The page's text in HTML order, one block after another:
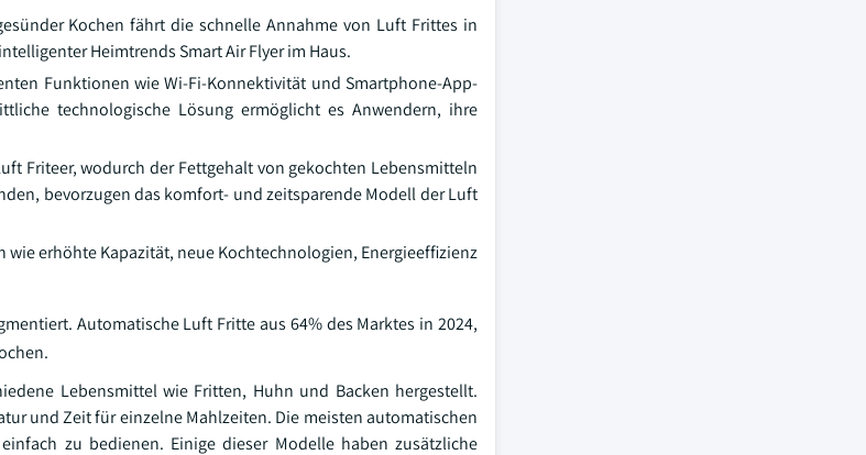
Kochen fährt die schnelle Annahme von Luft Frittes in
Heimtrends Smart Air Flyer im Haus.
Funktionen wie Wi-Fi-Konnektivität und Smartphone-App-
technologische Lösung ermöglicht es Anwendern, ihre
Friteer, wodurch der Fettgehalt von gekochten Lebensmitteln
bevorzugen das komfort- und zeitsparende Modell der Luft
erhöhte Kapazität, neue Kochtechnologien, Energieeffizienz
Automatische Luft Fritte aus 64% des Marktes in 2024,
Lebensmittel wie Fritten, Huhn und Backen hergestellt.
und Zeit für einzelne Mahlzeiten. Die meisten automatischen
zu bedienen. Einige dieser Modelle haben zusätzliche